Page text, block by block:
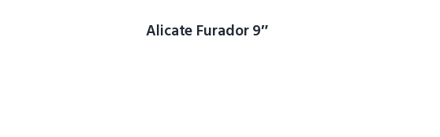
Alicate Furador 9″